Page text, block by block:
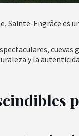
Sainte-Engrâce es
cuevas
y la